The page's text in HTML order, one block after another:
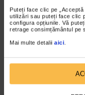
Puteți face clic pe
utilizări sau puteți face clic
configura opțiunile. Vă
retrage consimțământul pe
Mai multe detalii aici
Tine gripa
2.359 vizualizari